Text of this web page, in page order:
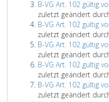
B-VG Art. 102 gültig
zuletzt geändert
B-VG Art. 102 gültig
zuletzt geändert
B-VG Art. 102 gültig
zuletzt geändert
B-VG Art. 102 gültig
zuletzt geändert
B-VG Art. 102 gültig
zuletzt geändert